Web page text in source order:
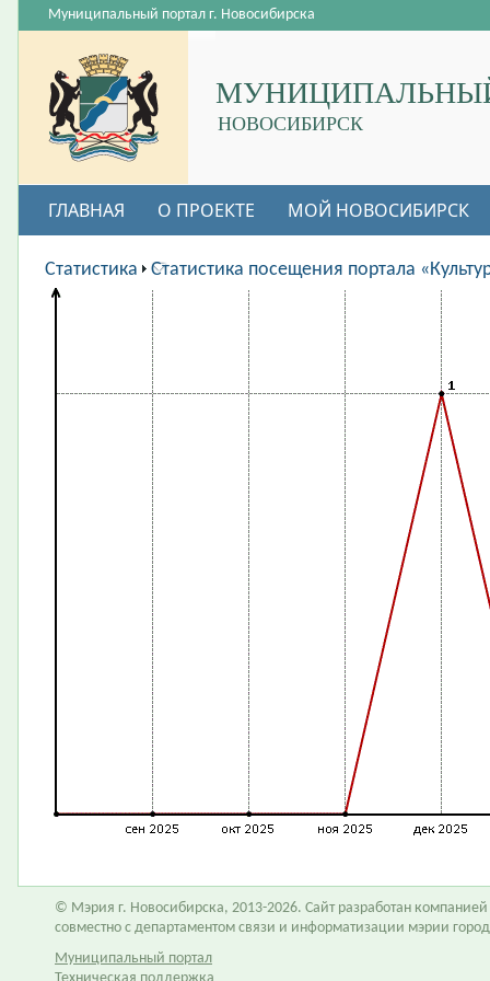
НОВОСИБИРСК
Муниципальный портал г. Новосибирска
ГЛАВНАЯ О ПРОЕКТЕ МОЙ НОВОСИБИРСК
ВАКАНСИИ
Статистика Статистика посещения портала
© Мэрия г. Новосибирска, 2013-2026. Сайт разработан компанией
совместно с департаментом связи и информатизации мэрии
Муниципальный портал